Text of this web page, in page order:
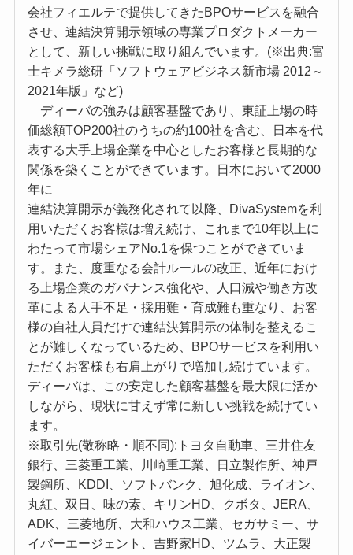
会社フィエルテで提供してきたBPOサービスを融合
させ、連結決算開示領域の専業プロダクトメーカー
として、新しい挑戦に取り組んでいます。(※出典:富
士キメラ総研「ソフトウェアビジネス新市場 2012～
2021年版」など)
ディーバの強みは顧客基盤であり、東証上場の時
価総額TOP200社のうちの約100社を含む、日本を代
表する大手上場企業を中心としたお客様と⾧期的な
関係を築くことができています。日本において2000
年に
連結決算開示が義務化されて以降、DivaSystemを利
用いただくお客様は増え続け、これまで10年以上に
わたって市場シェアNo.1を保つことができていま
す。また、度重なる会計ルールの改正、近年におけ
る上場企業のガバナンス強化や、人口減や働き方改
革による人手不足・採用難・育成難も重なり、お客
様の自社人員だけで連結決算開示の体制を整えるこ
とが難しくなっているため、BPOサービスを利用い
ただくお客様も右肩上がりで増加し続けています。
ディーバは、この安定した顧客基盤を最大限に活か
しながら、現状に甘えず常に新しい挑戦を続けてい
ます。
※取引先(敬称略・順不同):トヨタ自動車、三井住友
銀行、三菱重工業、川崎重工業、日立製作所、神戸
製鋼所、KDDI、ソフトバンク、旭化成、ライオン、
丸紅、双日、味の素、キリンHD、クボタ、JERA、
ADK、三菱地所、大和ハウス工業、セガサミー、サ
イバーエージェント、吉野家HD、ツムラ、大正製